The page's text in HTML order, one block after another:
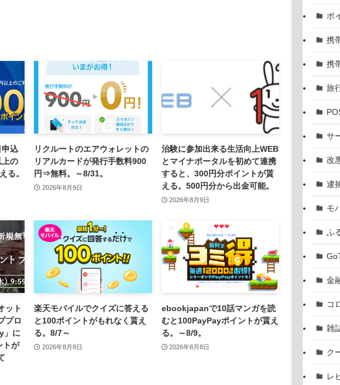
込
の
る。
リクルートのエアウォレットの
リアルカードが発行手数料900
円⇒無料。～8/31。
2026年8月9日
治験に参加出来る生活向上WEB
とマイナポータルを初めて連携
すると、300円分ポイントが貰
える。500円分から出金可能。
2026年8月9日
ット
プロ
」に
トが
楽天モバイルでクイズに答える
と100ポイントがもれなく貰え
る。8/7～
2026年8月8日
ebookjapanで10話マンガを読
むと100PayPayポイントが貰え
る。～8/9。
2026年8月8日
ポ
携
携
旅
サ
改
逮
モ
ふ
金
コ
雑
ク
レ